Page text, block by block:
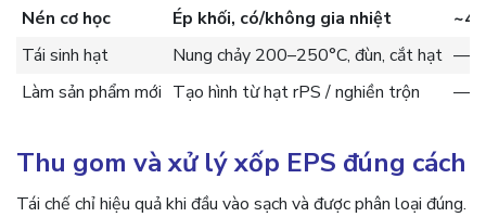
Nén cơ học
Ép khối, có/không gia nhiệt
Tái sinh hạt
Nung chảy 200–250°C, đùn, cắt hạt —
Làm sản phẩm mới Tạo hình từ hạt rPS / nghiền trộn —
Thu gom và xử lý xốp EPS đúng cách
Tái chế chỉ hiệu quả khi đầu vào sạch và được phân loại đúng.